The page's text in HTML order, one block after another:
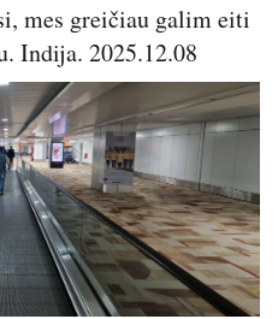
mes greičiau galim eiti
Indija. 2025.12.08